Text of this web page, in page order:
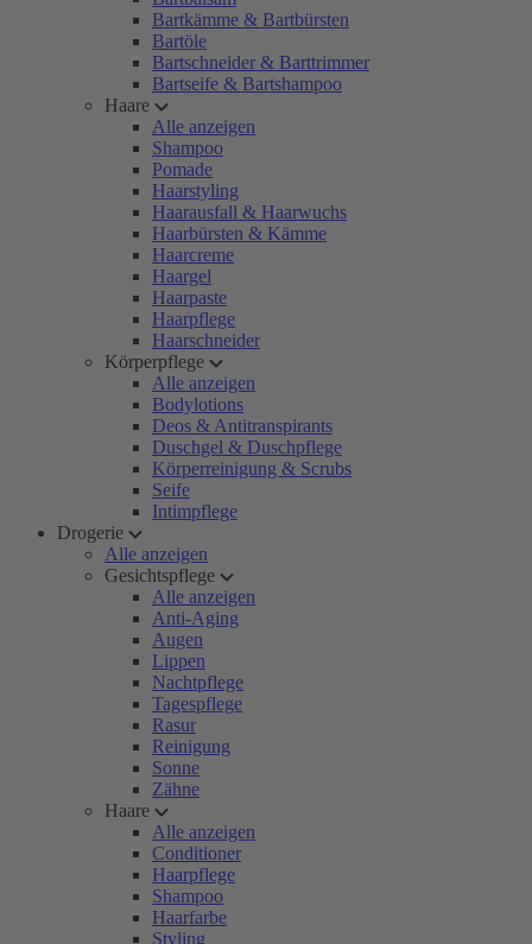
Bartkämme & Bartbürsten
Bartöle
Bartschneider & Barttrimmer
Bartseife & Bartshampoo
Haare
Alle anzeigen
Shampoo
Pomade
Haarstyling
Haarausfall & Haarwuchs
Haarbürsten & Kämme
Haarcreme
Haargel
Haarpaste
Haarpflege
Haarschneider
Körperpflege
Alle anzeigen
Bodylotions
Deos & Antitranspirants
Duschgel & Duschpflege
Körperreinigung & Scrubs
Seife
Intimpflege
Drogerie
Alle anzeigen
Gesichtspflege
Alle anzeigen
Anti-Aging
Augen
Lippen
Nachtpflege
Tagespflege
Rasur
Reinigung
Sonne
Zähne
Haare
Alle anzeigen
Conditioner
Haarpflege
Shampoo
Haarfarbe
Styling